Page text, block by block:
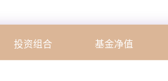
投资组合 基金净值